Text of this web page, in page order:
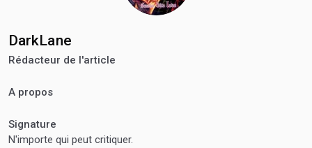
DarkLane
Rédacteur de l'article
A propos
Signature
N'importe qui peut critiquer.